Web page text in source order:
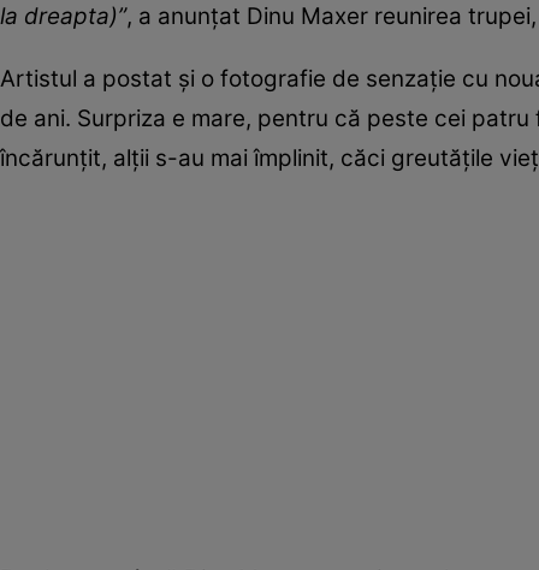
la dreapta)”, a anunțat Dinu Maxer reunirea
Artistul a postat și o fotografie de senzație cu
de ani. Surpriza e mare, pentru că peste cei
încărunțit, alții s-au mai împlinit, căci greutățile